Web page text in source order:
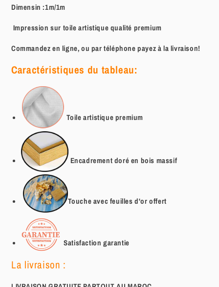
Dimensin :1m/1m
Impression sur toile artistique qualité premium
Commandez en ligne, ou par téléphone payez à la livraison!
Caractéristiques du tableau:
Toile artistiquepremium
Encadrement doré en bois massif
Touche avec feuilles d'or offert
Satisfaction garantie
La livraison :